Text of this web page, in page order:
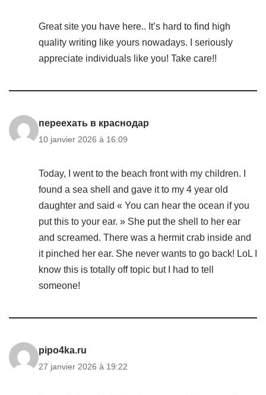
Great site you have here.. It’s hard to find high
quality writing like yours nowadays. I seriously
appreciate individuals like you! Take care!!
переехать в краснодар
10 janvier 2026 à 16:09
Today, I went to the beach front with my children. I
found a sea shell and gave it to my 4 year old
daughter and said « You can hear the ocean if you
put this to your ear. » She put the shell to her ear
and screamed. There was a hermit crab inside and
it pinched her ear. She never wants to go back! LoL I
know this is totally off topic but I had to tell
someone!
pipo4ka.ru
27 janvier 2026 à 19:22